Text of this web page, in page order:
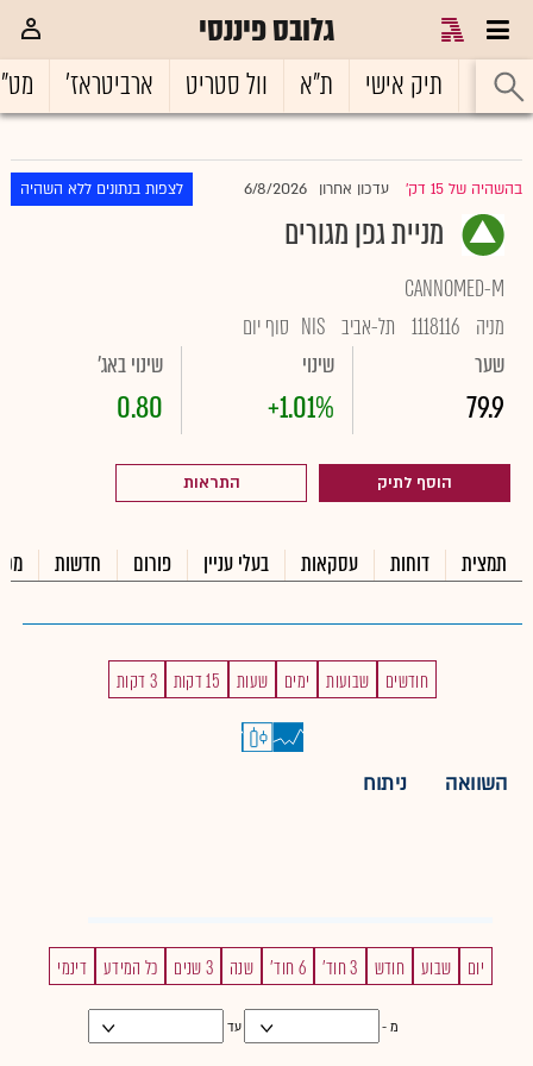
גלובס פיננסי
ראשי תיק אישי ת"א וול סטריט ארביטראז'
בהשהיה של 15 דק' עדכון אחרון 6/8/2026 לצפות בנתונים ללא השהיה
מניית גפן מגורים
CANNOMED-M
מניה 1118116 תל-אביב NIS סוף יום
שער
79.9
שינוי
+1.01%
שינוי באג'
0.80
הוסף לתיק התראות
תמצית דוחות עסקאות בעלי עניין פורום חדשות
חודשים שבועות ימים שעות 15 דקות 3 דקות
השוואה ניתוח
יום שבוע חודש 3 חוד' 6 חוד' שנה 3 שנים כל המידע דינמי
מ - עד